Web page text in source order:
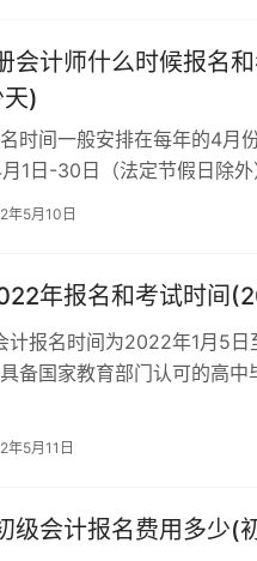
须在不同年报名时候可以
。CPA考生也“春心萌动”
是你最后一门考试的地点
城市是不设考点的。
话010-68720l36考生可根
报完名后，注册会计师考
会计师什么时候报名
)
时间一般安排在每年的4月
1日-30日（法定节假日除外
系统”进行报名。…
年5月10日
年报名和考试时间
计报名时间为2022年1月5日
备国家教育部门认可的高
年5月11日
级会计报名费用多少(